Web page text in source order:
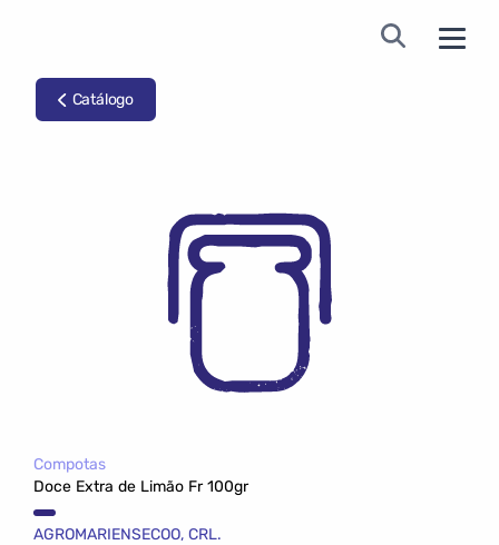
Catálogo
Compotas
Doce Extra de Limão Fr 100gr
AGROMARIENSECOO, CRL.